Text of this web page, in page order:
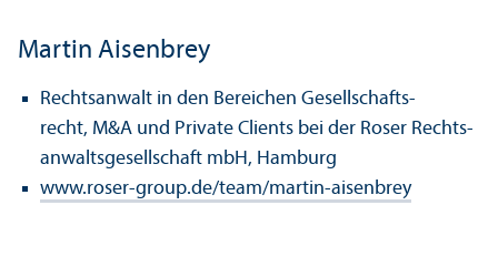
Martin Aisenbrey
Rechts­anwalt in den Bereichen Gesellschafts­
recht, M&A und Private Clients bei der Roser Rechts­
anwalts­gesellschaft mbH, Hamburg
www.roser-group.de/team/martin-aisenbrey